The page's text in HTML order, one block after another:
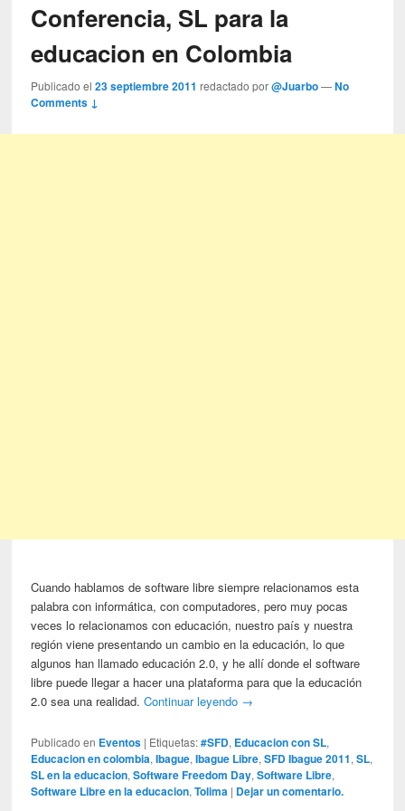
Conferencia, SL para la
educacion en Colombia
Publicado el23 septiembre 2011 redactado por@Juarbo —No
Comments ↓
Cuando hablamos de software libre siempre relacionamos esta
palabra con informática, con computadores, pero muy pocas
veces lo relacionamos con educación, nuestro país y nuestra
región viene presentando un cambio en la educación, lo que
algunos han llamado educación 2.0, y he allí donde el software
libre puede llegar a hacer una plataforma para que la educación
2.0 sea una realidad.Continuar leyendo →
Publicado en Eventos | Etiquetas: #SFD, Educacion con SL,
Educacion en colombia,Ibague,Ibague Libre,SFD Ibague 2011,SL,
SL en la educacion,Software Freedom Day,Software Libre,
Software Libre en la educacion,Tolima | Dejar un comentario.